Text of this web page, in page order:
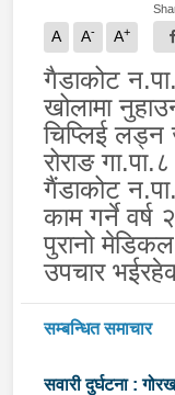
A A- A+
गैडाकोट
खोलामा
चिप्लिई लड्न
रोराङ
गैंडाकोट
काम गर्ने
पुरानो
उपचार
सम्बन्धित समाचार
सवारी दुर्घटना :